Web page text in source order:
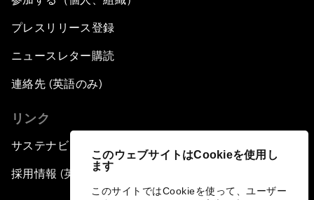
このウェブサイトはCookieを使用し
ます
このサイトではCookieを使って、ユーザー
プレスリリース登録
ニュースレター購読
連絡先 (英語のみ)
リンク
サステナビリティへの取り組み
採用情報 (英語のみ)